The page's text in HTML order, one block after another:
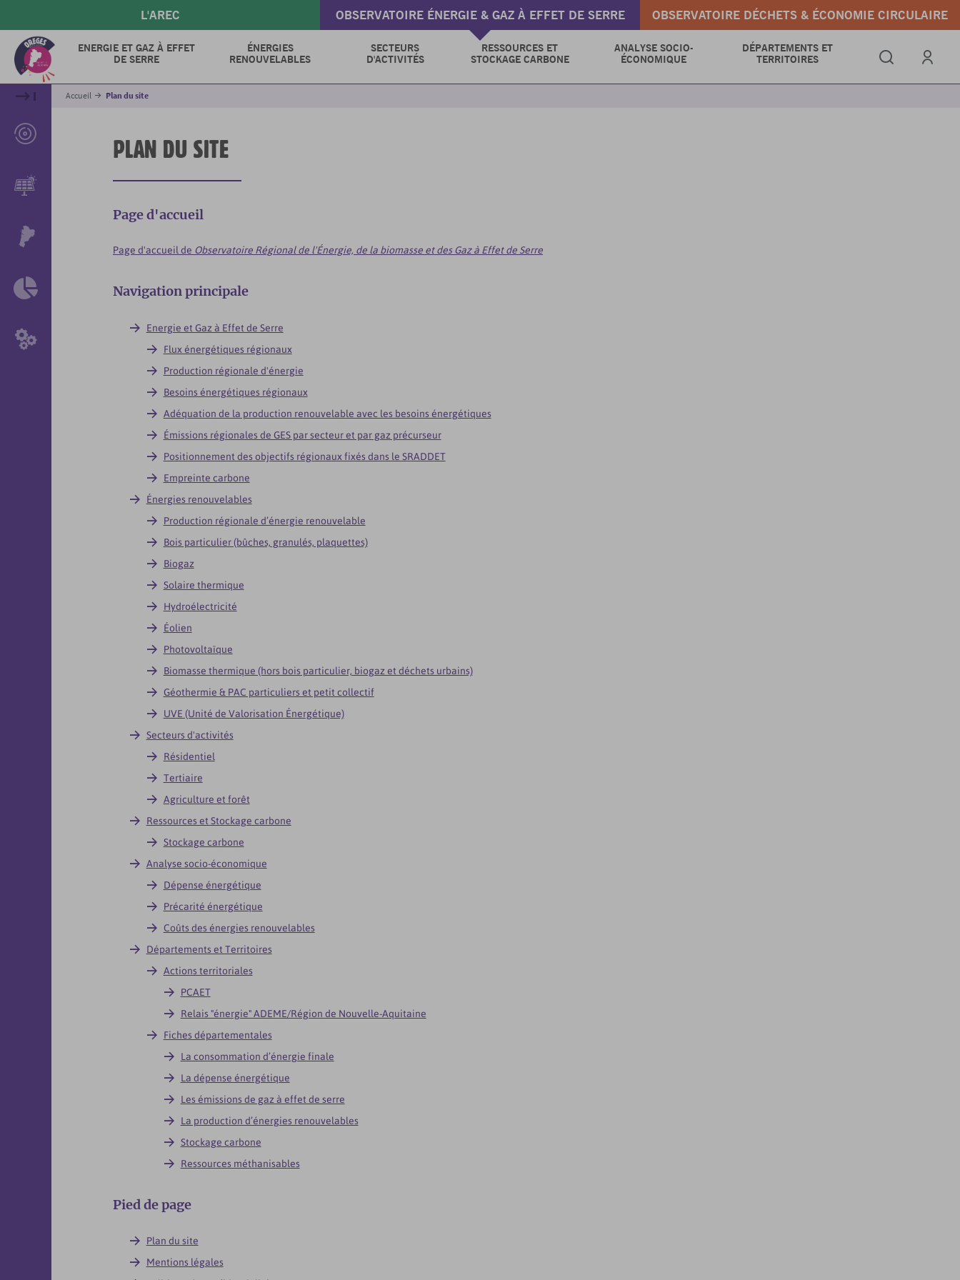
contenu
principal
L'AREC OBSERVATOIRE ÉNERGIE & GAZ À EFFET DE SERRE OBSERVATOIRE DÉCHETS & ÉCONOMIE CIRCULAIRE
ENERGIE ET GAZ À EFFET
DE SERRE
ÉNERGIES
RENOUVELABLES
SECTEURS
D'ACTIVITÉS
RESSOURCES ET
STOCKAGE CARBONE
ANALYSE SOCIO-
ÉCONOMIQUE
DÉPARTEMENTS ET
TERRITOIRES
Accueil Plan du site
PLAN DU SITE
Page d'accueil
Page d'accueil de Observatoire Régional de l'Énergie, de la biomasse et des Gaz à Effet de Serre
Navigation principale
Energie et Gaz à Effet de Serre
Flux énergétiques régionaux
Production régionale d'énergie
Besoins énergétiques régionaux
Adéquation de la production renouvelable avec les besoins énergétiques
Émissions régionales de GES par secteur et par gaz précurseur
Positionnement des objectifs régionaux fixés dans le SRADDET
Empreinte carbone
Énergies renouvelables
Production régionale d’énergie renouvelable
Bois particulier (bûches, granulés, plaquettes)
Biogaz
Solaire thermique
Hydroélectricité
Éolien
Photovoltaïque
Biomasse thermique (hors bois particulier, biogaz et déchets urbains)
Géothermie & PAC particuliers et petit collectif
UVE (Unité de Valorisation Énergétique)
Secteurs d'activités
Résidentiel
Tertiaire
Agriculture et forêt
Ressources et Stockage carbone
Stockage carbone
Analyse socio-économique
Dépense énergétique
Précarité énergétique
Coûts des énergies renouvelables
Départements et Territoires
Actions territoriales
PCAET
Relais "énergie" ADEME/Région de Nouvelle-Aquitaine
Fiches départementales
La consommation d’énergie finale
La dépense énergétique
Les émissions de gaz à effet de serre
La production d’énergies renouvelables
Stockage carbone
Ressources méthanisables
Pied de page
Plan du site
Mentions légales